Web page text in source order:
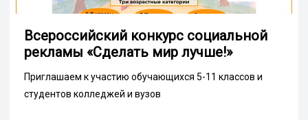
Всероссийский конкурс социальной
рекламы «Сделать мир лучше!»
Приглашаем к участию обучающихся 5-11 классов и
студентов колледжей и вузов